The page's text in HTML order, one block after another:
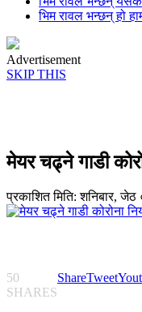
भिम रावल भन्छन् हो
Advertisement
SKIP THIS
मेयर चढ्ने गाडी
प्रकाशित मिति:शनिबार,
50
SHARES
ShareTweet